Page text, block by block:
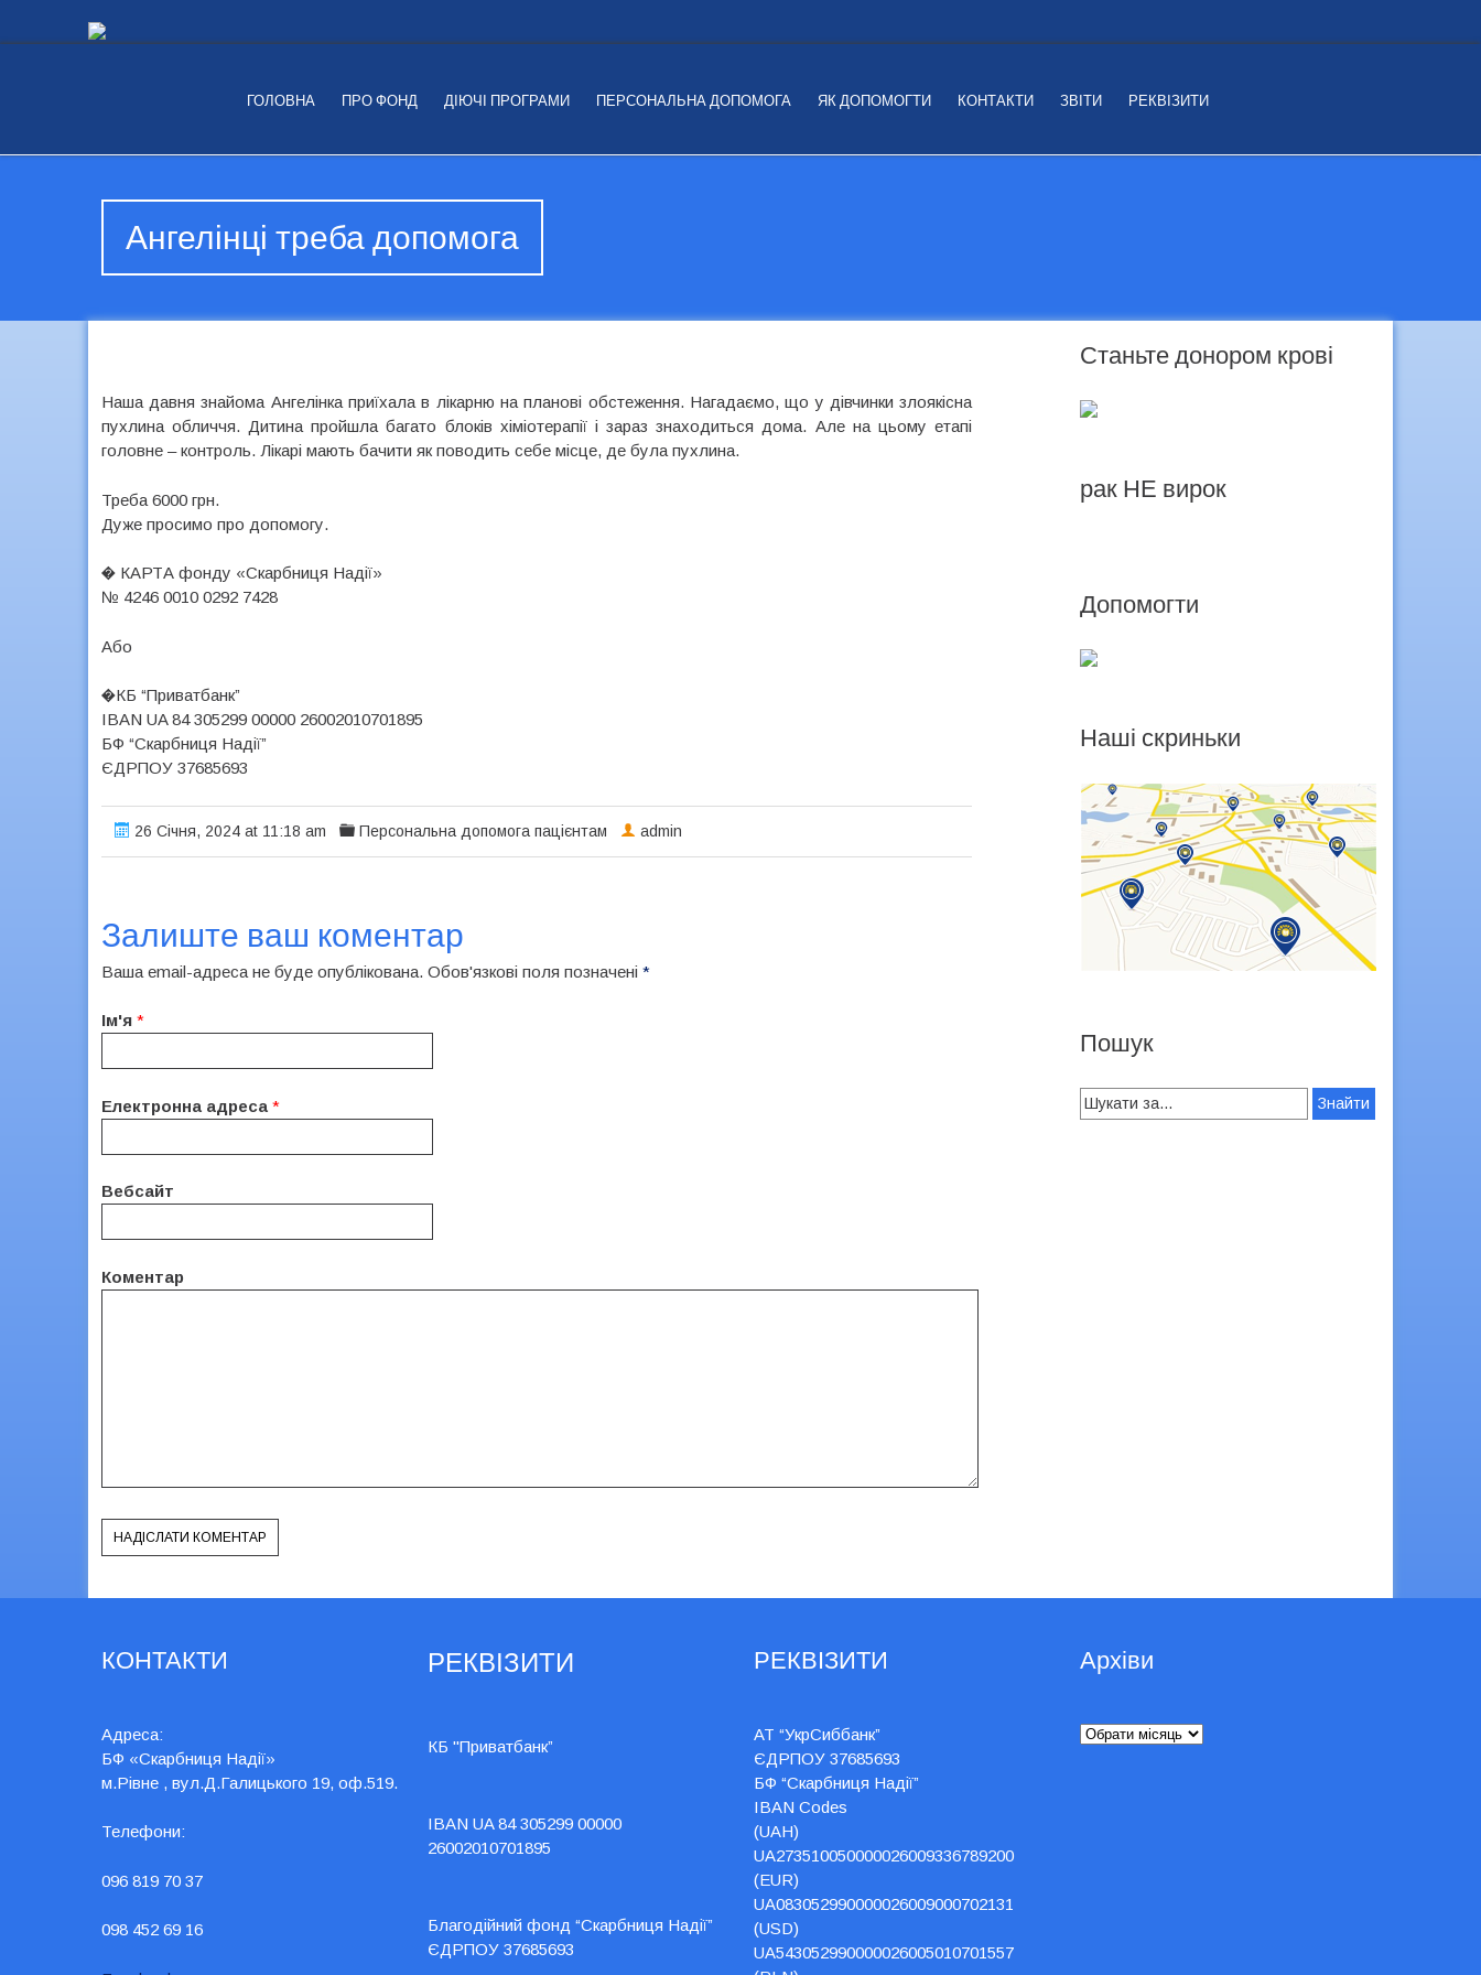
ГОЛОВНА ПРО ФОНД ДІЮЧІ ПРОГРАМИ ПЕРСОНАЛЬНА ДОПОМОГА ЯК ДОПОМОГТИ КОНТАКТИ ЗВІТИ РЕКВІЗИТИ
Ангелінці треба допомога
Наша давня знайома Ангелінка приїхала в лікарню на планові обстеження. Нагадаємо, що у дівчинки злоякісна
пухлина обличчя. Дитина пройшла багато блоків хіміотерапії і зараз знаходиться дома. Але на цьому етапі
головне – контроль. Лікарі мають бачити як поводить себе місце, де була пухлина.
Треба 6000 грн.
Дуже просимо про допомогу.
� КАРТА фонду «Скарбниця Надії»
№ 4246 0010 0292 7428
Або
�КБ “Приватбанк”
IBAN UA 84 305299 00000 26002010701895
БФ “Скарбниця Надії”
ЄДРПОУ 37685693
26 Січня, 2024 at 11:18 am Персональна допомога пацієнтам admin
Залиште ваш коментар
Ваша email-адреса не буде опублікована. Обов'язкові поля позначені *
Ім'я *
Електронна адреса *
Вебсайт
Коментар
Станьте донором крові
рак НЕ вирок
Допомогти
Наші скриньки
Пошук
Search
for:
КОНТАКТИ
Адреса:
БФ «Скарбниця Надії»
м.Рівне , вул.Д.Галицького 19, оф.519.
Телефони:
096 819 70 37
098 452 69 16
РЕКВІЗИТИ
КБ "Приватбанк”
IBAN UA 84 305299 00000
26002010701895
Благодійний фонд “Скарбниця Надії”
ЄДРПОУ 37685693
РЕКВІЗИТИ
АТ “УкрСиббанк”
ЄДРПОУ 37685693
БФ “Скарбниця Надії”
IBAN Codes
(UAH)
UA273510050000026009336789200
(EUR)
UA083052990000026009000702131
(USD)
UA543052990000026005010701557
Архіви
Архіви